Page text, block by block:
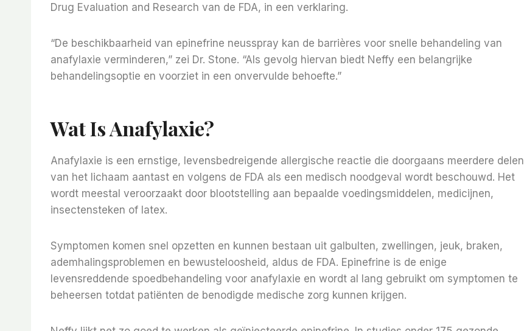
Drug Evaluation and Research van de FDA, in een verklaring.
“De beschikbaarheid van epinefrine neusspray kan de barrières voor snelle behandeling van
anafylaxie verminderen,” zei Dr. Stone. “Als gevolg hiervan biedt Neffy een belangrijke
behandelingsoptie en voorziet in een onvervulde behoefte.”
Wat Is Anafylaxie?
Anafylaxie is een ernstige, levensbedreigende allergische reactie die doorgaans meerdere delen
van het lichaam aantast en volgens de FDA als een medisch noodgeval wordt beschouwd. Het
wordt meestal veroorzaakt door blootstelling aan bepaalde voedingsmiddelen, medicijnen,
insectensteken of latex.
Symptomen komen snel opzetten en kunnen bestaan ​​uit galbulten, zwellingen, jeuk, braken,
ademhalingsproblemen en bewusteloosheid, aldus de FDA. Epinefrine is de enige
levensreddende spoedbehandeling voor anafylaxie en wordt al lang gebruikt om symptomen te
beheersen totdat patiënten de benodigde medische zorg kunnen krijgen.